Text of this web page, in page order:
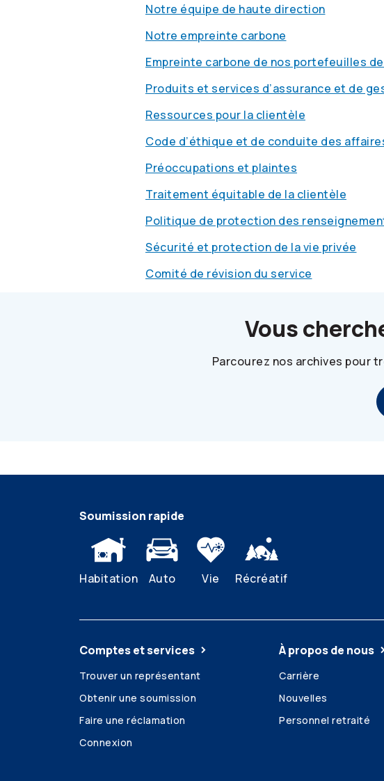
Notre équipe de haute direction
Notre empreinte carbone
Empreinte carbone de nos portefeuilles
Produits et services d’assurance et de
Ressources pour la clientèle
Code d’éthique et de conduite des
Préoccupations et plaintes
Traitement équitable de la clientèle
Politique de protection des
Sécurité et protection de la vie privée
Comité de révision du service
Vous
Parcourez nos archives pour
Soumission rapide
Habitation Auto Vie Récréatif
Comptes et services
Trouver un représentant
Obtenir une soumission
Faire une réclamation
Connexion
À propos de nous
Carrière
Nouvelles
Personnel retraité